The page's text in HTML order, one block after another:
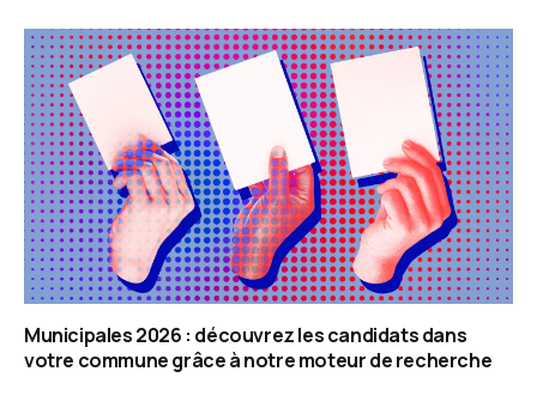
Municipales 2026 : découvrez les candidats dans
votre commune grâce à notre moteur de recherche